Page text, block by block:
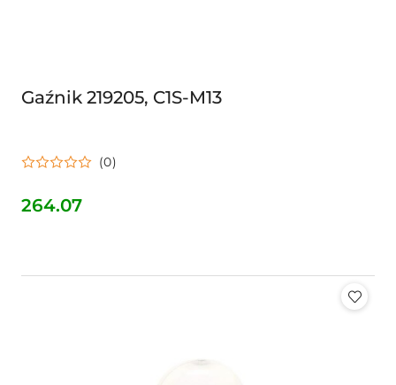
Gaźnik 219205, C1S-M13
(0)
Cena:
264.07